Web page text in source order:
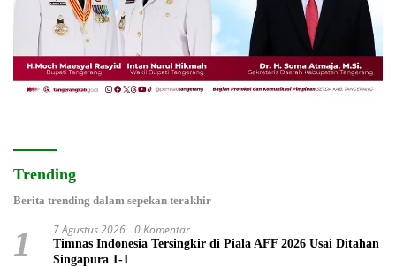
Trending
Berita trending dalam sepekan terakhir
1 7 Agustus 2026 0 Komentar
Timnas Indonesia Tersingkir di Piala AFF 2026 Usai Ditahan
Singapura 1-1